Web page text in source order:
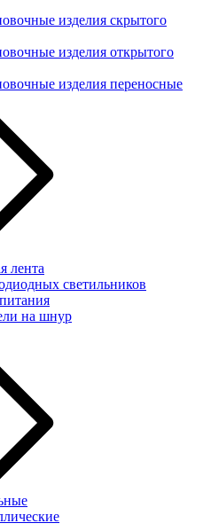
изделия скрытого
изделия открытого
изделия переносные
лента
светильников
на шнур